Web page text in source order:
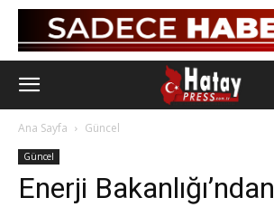
Ana Sayfa Güncel
Güncel
Enerji Bakanlığı’ndan